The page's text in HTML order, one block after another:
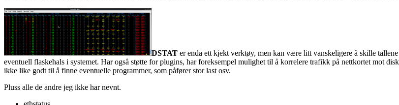
DSTAT er enda ett kjekt verktøy, men kan være litt vanskeligere å skille
eventuell flaskehals i systemet. Har også støtte for plugins, har foreksempel mulighet til å korrelere trafikk på nettkortet mot
ikke like godt til å finne eventuelle programmer, som påfører stor last osv.
Pluss alle de andre jeg ikke har nevnt.